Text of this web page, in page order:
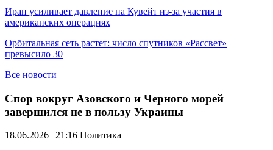
Иран усиливает давление на Кувейт из-за участия в
американских операциях
Орбитальная сеть растет: число спутников «Рассвет»
превысило 30
Все новости
Спор вокруг Азовского и Черного морей
завершился не в пользу Украины
18.06.2026 | 21:16 Политика